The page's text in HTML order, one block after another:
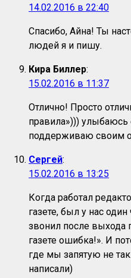
14.02.2016 в 22:40
Спасибо, Айна! Ты
людей я и пишу.
Кира Биллер:
15.02.2016 в 11:37
Отлично! Просто
правила»))) улыбаюсь
поддерживаю своим
Сергей:
15.02.2016 в 13:25
Когда работал
газете, был у нас
звонил после выхода
газете ошибка!». И
где мы запятую не
написали)